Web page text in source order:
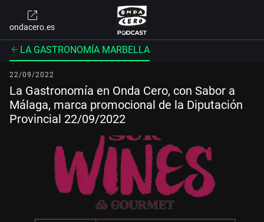
ondacero.es
LA GASTRONOMÍA MARBELLA
22/09/2022
La Gastronomía en Onda Cero, con Sabor a
Málaga, marca promocional de la Diputación
Provincial 22/09/2022